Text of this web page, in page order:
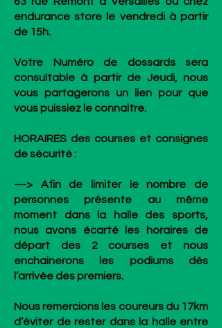
endurance store le vendredi à partir
de 15h.
Votre Numéro de dossards sera
consultable à partir de Jeudi, nous
vous partagerons un lien pour que
vous puissiez le connaitre.
HORAIRES des courses et consignes
de sécurité :
—> Afin de limiter le nombre de
personnes présente au même
moment dans la halle des sports,
nous avons écarté les horaires de
départ des 2 courses et nous
enchainerons les podiums dés
l’arrivée des premiers.
Nous remercions les coureurs du 17km
d’éviter de rester dans la halle entre